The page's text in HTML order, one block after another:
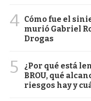
4 Cómo fue el
murió Gabriel
Drogas
5
¿Por qué está
BROU, qué
riesgos hay y